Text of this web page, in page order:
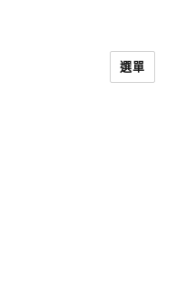
選單